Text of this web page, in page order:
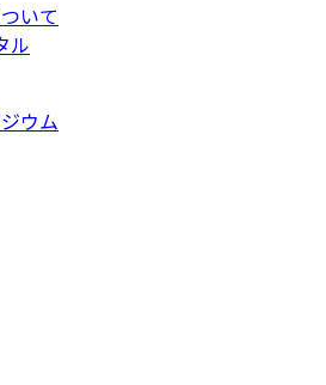
いて
ル
ウム